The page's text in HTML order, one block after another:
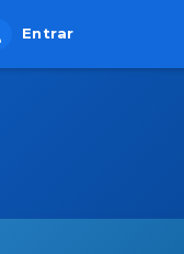
Entrar